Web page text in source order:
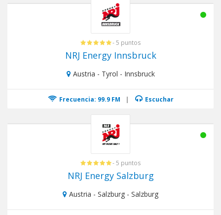
- 5 puntos
NRJ Energy Innsbruck
Austria - Tyrol - Innsbruck
Frecuencia: 99.9 FM | Escuchar
- 5 puntos
NRJ Energy Salzburg
Austria - Salzburg - Salzburg